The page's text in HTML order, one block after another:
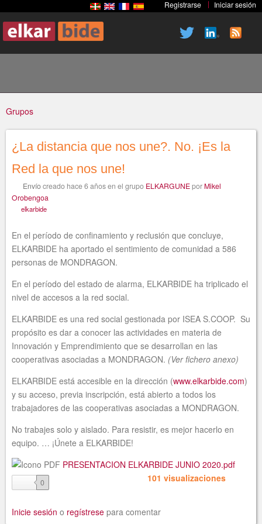
Pasar
al
contenido
principal
Registrarse Iniciar sesión
Usted
está
aquí
Grupos
¿La distancia que nos une?. No. ¡Es la
Red la que nos une!
Envíocreado hace 6 añosen el grupo ELKARGUNEpor Mikel
Orobengoa
elkarbide
En el período de confinamiento y reclusión que concluye,
ELKARBIDE ha aportado el sentimiento de comunidad a 586
personas de MONDRAGON.
En el período del estado de alarma, ELKARBIDE ha triplicado el
nivel de accesos a la red social.
ELKARBIDE es una red social gestionada por ISEA S.COOP. Su
propósito es dar a conocer las actividades en materia de
Innovación y Emprendimiento que se desarrollan en las
cooperativas asociadas a MONDRAGON. (Ver fichero anexo)
ELKARBIDE está accesible en la dirección (www.elkarbide.com)
y su acceso, previa inscripción, está abierto a todos los
trabajadores de las cooperativas asociadas a MONDRAGON.
No trabajes solo y aislado. Para resistir, es mejor hacerlo en
equipo. … ¡Únete a ELKARBIDE!
PRESENTACION ELKARBIDE JUNIO 2020.pdf
like0 101 visualizaciones
Inicie sesión o regístrese para comentar